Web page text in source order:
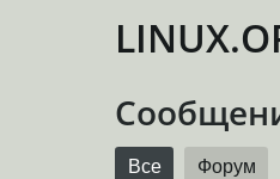
Все Форум